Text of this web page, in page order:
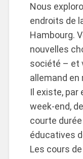
Nous
endroits de
Hambourg.
nouvelles
société – et
allemand
Il existe, par
week-end,
courte
éducatives
Les cours